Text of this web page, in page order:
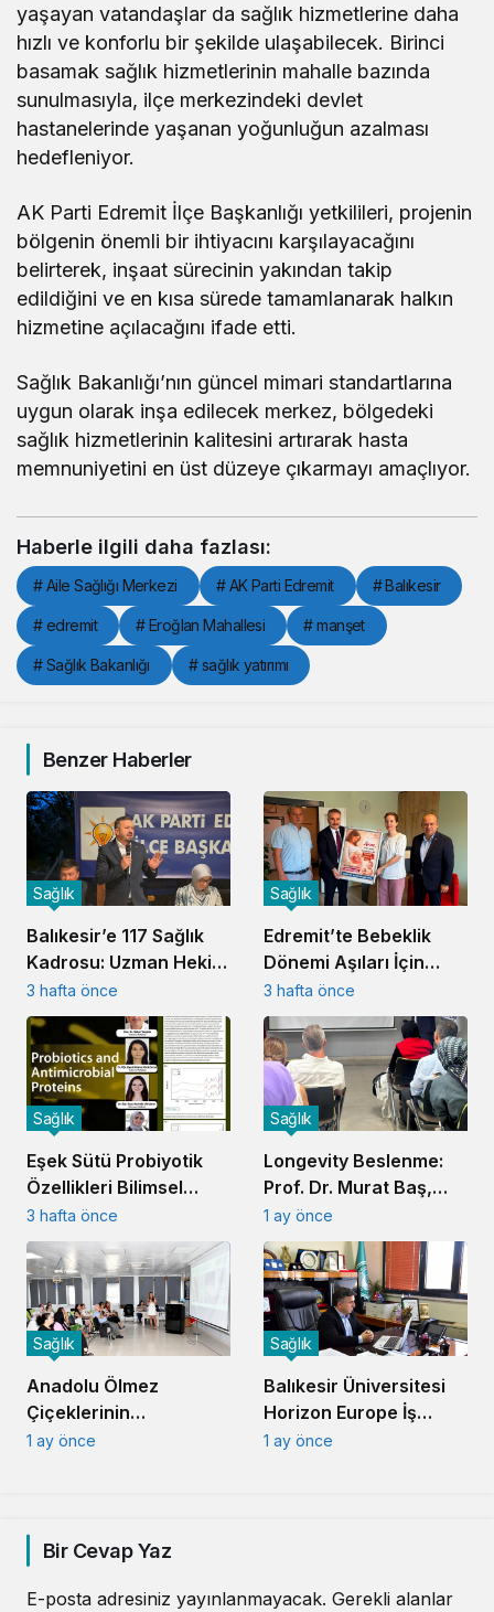
yaşayan vatandaşlar da sağlık hizmetlerine daha
hızlı ve konforlu bir şekilde ulaşabilecek. Birinci
basamak sağlık hizmetlerinin mahalle bazında
sunulmasıyla, ilçe merkezindeki devlet
hastanelerinde yaşanan yoğunluğun azalması
hedefleniyor.
AK Parti Edremit İlçe Başkanlığı yetkilileri, projenin
bölgenin önemli bir ihtiyacını karşılayacağını
belirterek, inşaat sürecinin yakından takip
edildiğini ve en kısa sürede tamamlanarak halkın
hizmetine açılacağını ifade etti.
Sağlık Bakanlığı’nın güncel mimari standartlarına
uygun olarak inşa edilecek merkez, bölgedeki
sağlık hizmetlerinin kalitesini artırarak hasta
memnuniyetini en üst düzeye çıkarmayı amaçlıyor.
Haberle ilgili daha fazlası:
# Aile Sağlığı Merkezi # AK Parti Edremit # Balıkesir
# edremit # Eroğlan Mahallesi # manşet
# Sağlık Bakanlığı # sağlık yatırımı
Benzer Haberler
Balıkesir’e 117 Sağlık
Kadrosu: Uzman Hekim
ve Personel Atandı
Sağlık
3 hafta önce
Edremit’te Bebeklik
Dönemi Aşıları İçin
Farkındalık Seferberliği
Sağlık
3 hafta önce
Eşek Sütü Probiyotik
Özellikleri Bilimsel
Olarak Kanıtlandı
Sağlık
3 hafta önce
Longevity Beslenme:
Prof. Dr. Murat Baş,
Sağlıklı Yaşlanmanın
Sırlarını Anlattı
Sağlık
1 ay önce
Anadolu Ölmez
Çiçeklerinin
Kozmesotik Potansiyeli
Sağlık
1 ay önce
Balıkesir Üniversitesi
Horizon Europe İş
Birliğinde Söz Sahibi
Sağlık
1 ay önce
Bir Cevap Yaz
E-posta adresiniz yayınlanmayacak. Gerekli alanlar